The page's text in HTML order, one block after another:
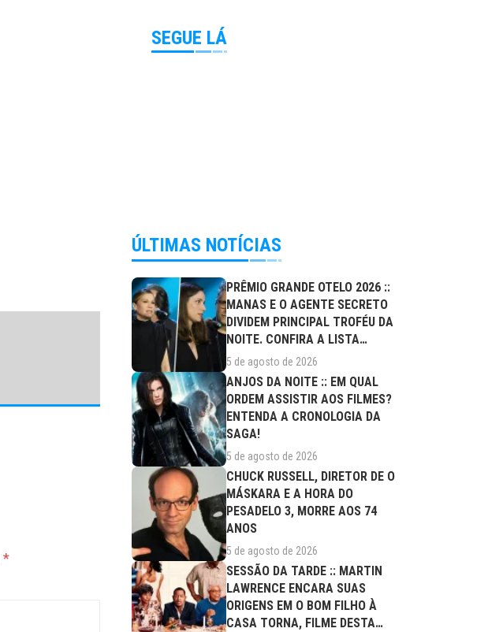
*
SEGUE LÁ
ÚLTIMAS NOTÍCIAS
PRÊMIO GRANDE OTELO 2026 ::
MANAS E O AGENTE SECRETO
DIVIDEM PRINCIPAL TROFÉU DA
NOITE. CONFIRA A LISTA
COMPLETA DE...
5 de agosto de 2026
ANJOS DA NOITE :: EM QUAL
ORDEM ASSISTIR AOS FILMES?
ENTENDA A CRONOLOGIA DA
SAGA!
5 de agosto de 2026
CHUCK RUSSELL, DIRETOR DE O
MÁSKARA E A HORA DO
PESADELO 3, MORRE AOS 74
ANOS
5 de agosto de 2026
SESSÃO DA TARDE :: MARTIN
LAWRENCE ENCARA SUAS
ORIGENS EM O BOM FILHO À
CASA TORNA, FILME DESTA